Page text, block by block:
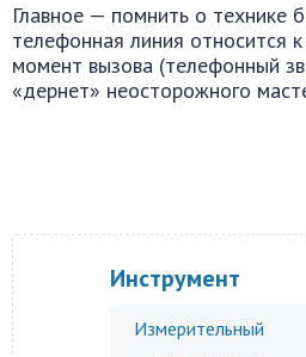
Главное — помнить о технике
телефонная линия относится
момент вызова (телефонный
«дернет» неосторожного
Инструмент
Измерительный